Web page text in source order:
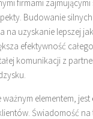
firmami
Budowanie
na uzyskanie lepszej
efektywność
komunikacji z
elementem, jest
Świadomość